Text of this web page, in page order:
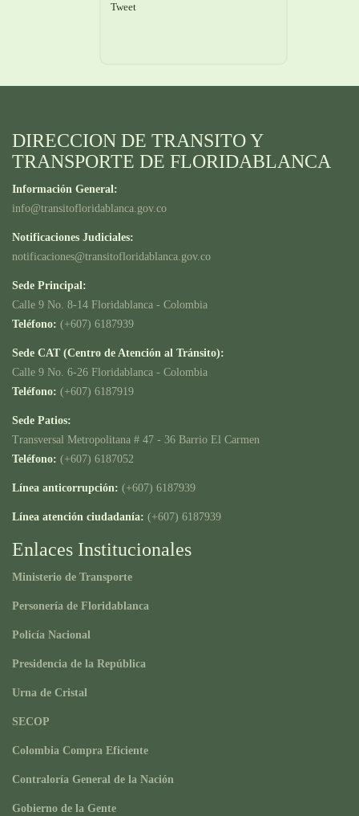
Tweet
DIRECCION DE TRANSITO Y
TRANSPORTE DE FLORIDABLANCA
Información General:
info@transitofloridablanca.gov.co
Notificaciones Judiciales:
notificaciones@transitofloridablanca.gov.co
Sede Principal:
Calle 9 No. 8-14 Floridablanca - Colombia
Teléfono: (+607) 6187939
Sede CAT (Centro de Atención al Tránsito):
Calle 9 No. 6-26 Floridablanca - Colombia
Teléfono: (+607) 6187919
Sede Patios:
Transversal Metropolitana # 47 - 36 Barrio El Carmen
Teléfono: (+607) 6187052
Línea anticorrupción: (+607) 6187939
Línea atención ciudadanía: (+607) 6187939
Enlaces Institucionales
Ministerio de Transporte
Personería de Floridablanca
Policía Nacional
Presidencia de la República
Urna de Cristal
SECOP
Colombia Compra Eficiente
Contraloría General de la Nación
Gobierno de la Gente